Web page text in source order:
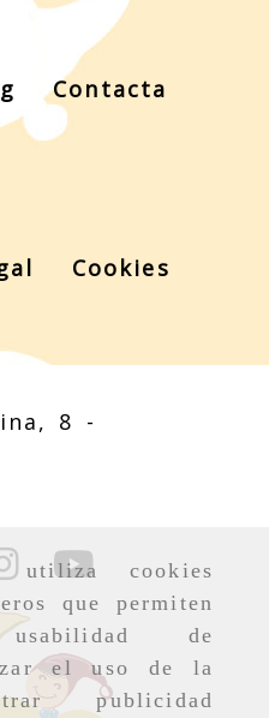
cookies
que permiten
de
el uso de la
publicidad
Contacta
Cookies
8 -